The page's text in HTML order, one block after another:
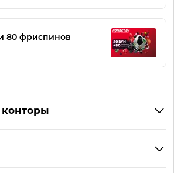
80 фриспинов